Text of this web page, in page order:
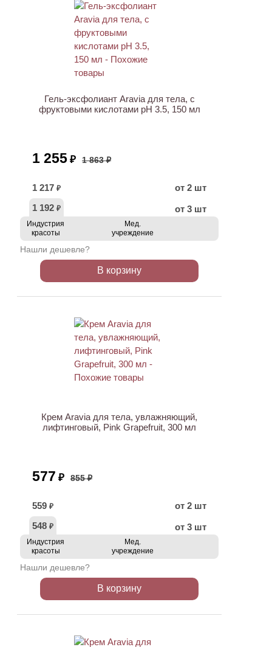
Гель-эксфолиант Aravia для тела, с
фруктовыми кислотами pH 3.5, 150 мл
1 255 ₽ 1 863 ₽
1 217 ₽
от 2 шт
1 192 ₽ от 3 шт
Индустрия
красоты
Мед.
учреждение
Нашли дешевле?
В корзину
Крем Aravia для тела, увлажняющий,
лифтинговый, Pink Grapefruit, 300 мл
577 ₽ 855 ₽
559 ₽
от 2 шт
548 ₽ от 3 шт
Индустрия
красоты
Мед.
учреждение
Нашли дешевле?
В корзину